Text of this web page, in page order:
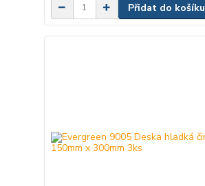
Přidat do košíku